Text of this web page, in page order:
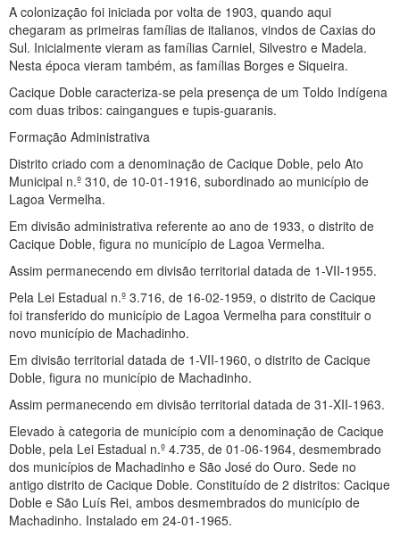
A colonização foi iniciada por volta de 1903, quando aqui
chegaram as primeiras famílias de italianos, vindos de Caxias do
Sul. Inicialmente vieram as famílias Carniel, Silvestro e Madela.
Nesta época vieram também, as famílias Borges e Siqueira.
Cacique Doble caracteriza-se pela presença de um Toldo Indígena
com duas tribos: caingangues e tupis-guaranis.
Formação Administrativa
Distrito criado com a denominação de Cacique Doble, pelo Ato
Municipal n.º 310, de 10-01-1916, subordinado ao município de
Lagoa Vermelha.
Em divisão administrativa referente ao ano de 1933, o distrito de
Cacique Doble, figura no município de Lagoa Vermelha.
Assim permanecendo em divisão territorial datada de 1-VII-1955.
Pela Lei Estadual n.º 3.716, de 16-02-1959, o distrito de Cacique
foi transferido do município de Lagoa Vermelha para constituir o
novo município de Machadinho.
Em divisão territorial datada de 1-VII-1960, o distrito de Cacique
Doble, figura no município de Machadinho.
Assim permanecendo em divisão territorial datada de 31-XII-1963.
Elevado à categoria de município com a denominação de Cacique
Doble, pela Lei Estadual n.º 4.735, de 01-06-1964, desmembrado
dos municípios de Machadinho e São José do Ouro. Sede no
antigo distrito de Cacique Doble. Constituído de 2 distritos: Cacique
Doble e São Luís Rei, ambos desmembrados do município de
Machadinho. Instalado em 24-01-1965.